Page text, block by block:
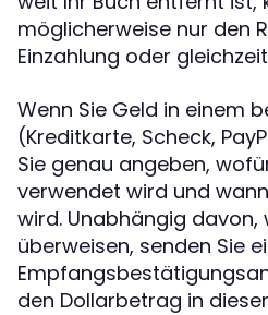
möglicherweise nur den
Einzahlung oder
Wenn Sie Geld in einem
(Kreditkarte, Scheck,
Sie genau angeben,
verwendet wird und
wird. Unabhängig davon,
überweisen, senden Sie
den Dollarbetrag in